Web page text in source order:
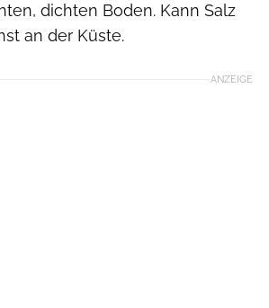
dichten Boden. Kann Salz
an der Küste.
ANZEIGE